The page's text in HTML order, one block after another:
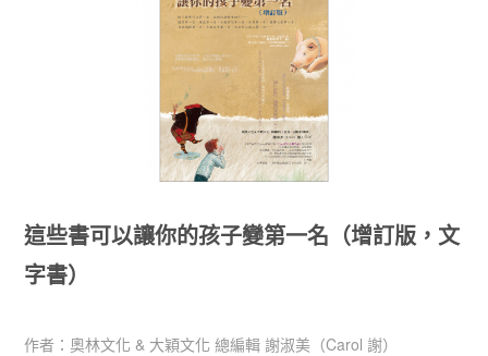
這些書可以讓你的孩子變第一名（增訂版，文
字書）
作者：奧林文化 & 大穎文化 總編輯 謝淑美（Carol 謝）